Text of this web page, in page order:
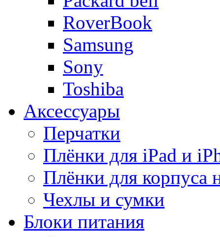
RoverBook
Samsung
Sony
Toshiba
Аксессуары
Перчатки
Плёнки для iPad и
Плёнки для корпуса
Чехлы и сумки
Блоки питания